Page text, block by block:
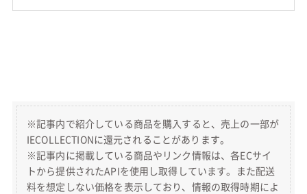
※記事内で紹介している商品を購入すると、売上の一部が
IECOLLECTIONに還元されることがあります。
※記事内に掲載している商品やリンク情報は、各ECサイ
トから提供されたAPIを使用し取得しています。また配送
料を想定しない価格を表示しており、情報の取得時期によ